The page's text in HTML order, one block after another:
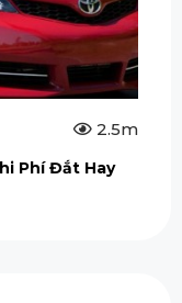
2.5m
Phí Đắt Hay